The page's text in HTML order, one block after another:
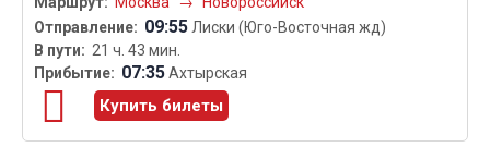
09:55Лиски (Юго-Восточная жд)
21 ч. 43 мин.
07:35Ахтырская
Купить билеты